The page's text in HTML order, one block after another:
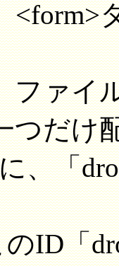
<form>
ファイ
つだけ
、「
ID「